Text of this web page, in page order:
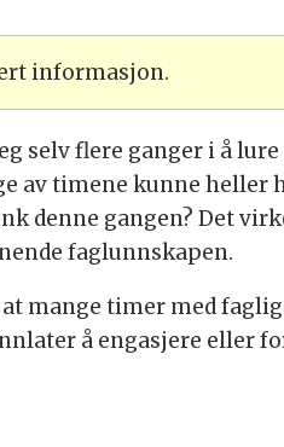
informasjon.
selv flere ganger i å
av timene kunne
denne gangen? Det
faglunnskapen.
at mange timer med
å engasjere eller